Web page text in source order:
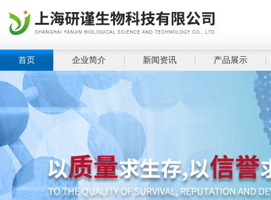
首页 企业简介 新闻资讯 产品展示